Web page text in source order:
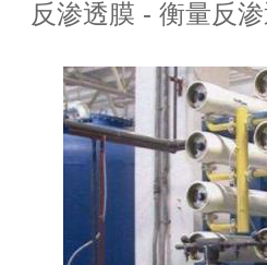
反渗透膜 - 衡量反